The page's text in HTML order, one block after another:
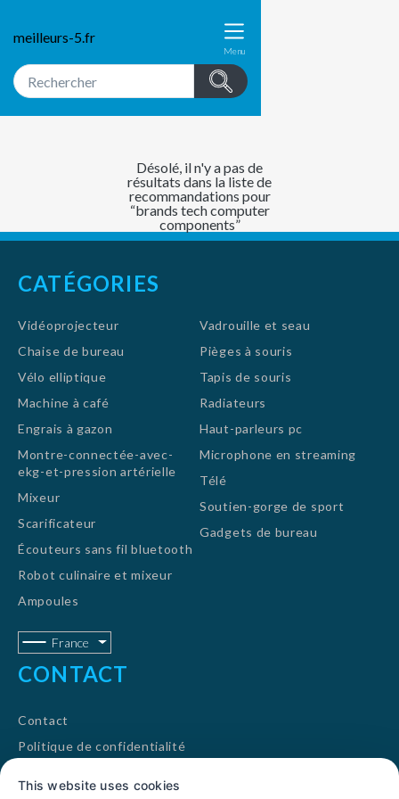
This website uses cookies
meilleurs-5.fr
Menu
Désolé, il n'y a pas de
résultats dans la liste de
recommandations pour
“brands tech computer
components”
CATÉGORIES
Vidéoprojecteur
Chaise de bureau
Vélo elliptique
Machine à café
Engrais à gazon
Montre-connectée-avec-
ekg-et-pression artérielle
Mixeur
Scarificateur
Écouteurs sans fil bluetooth
Robot culinaire et mixeur
Ampoules
Vadrouille et seau
Pièges à souris
Tapis de souris
Radiateurs
Haut-parleurs pc
Microphone en streaming
Télé
Soutien-gorge de sport
Gadgets de bureau
France
CONTACT
Contact
Politique de confidentialité